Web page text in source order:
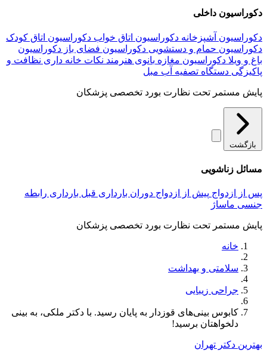
دکوراسیون داخلی
دکوراسیون آشپزخانه دکوراسیون اتاق خواب دکوراسیون اتاق کودک
دکوراسیون حمام و دستشویی دکوراسیون فضای باز دکوراسیون
باغ و ویلا دکوراسیون مغازه بانوی هنرمند نکات خانه داری نظافت و
پاکیزگی دستگاه تصفیه آب مبل
پایش مستمر تحت نظارت بورد تخصصی پزشکان
بازگشت
مسائل زناشویی
پس از ازدواج پیش از ازدواج دوران بارداری قبل بارداری رابطه
جنسی ماساژ
پایش مستمر تحت نظارت بورد تخصصی پزشکان
خانه
سلامتی و بهداشت
جراحی زیبایی
کابوس بینی‌های قوزدار به پایان رسید. با دکتر ملکی، به بینی
دلخواهتان برسید!
بهترین دکتر تهران